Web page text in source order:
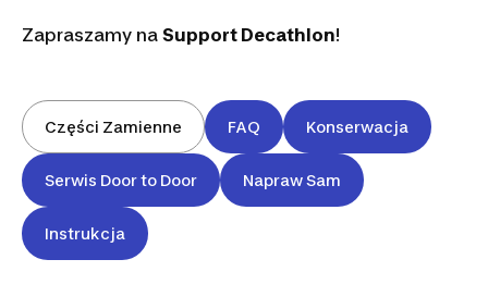
Zapraszamy na Support Decathlon!
Części Zamienne FAQ Konserwacja
Serwis Door to Door Napraw Sam
Instrukcja